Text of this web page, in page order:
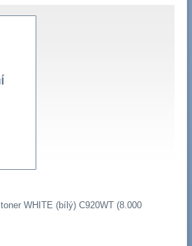
toner WHITE (bílý) C920WT (8.000